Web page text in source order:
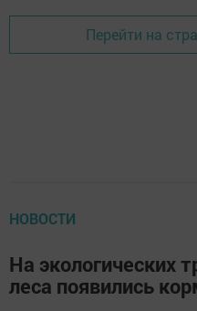
Перейти на
НОВОСТИ
На экологических
леса появились